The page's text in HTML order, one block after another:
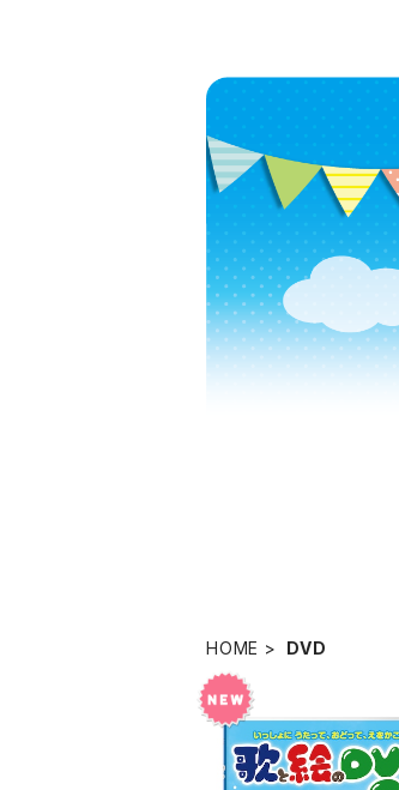
HOME DVD